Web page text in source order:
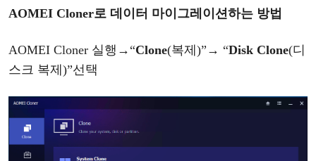
AOMEI Cloner로 데이터 마이그레이션하는 방법
AOMEI Cloner 실행 → “Clone(복제)” → “Disk Clone(디
스크 복제)”선택